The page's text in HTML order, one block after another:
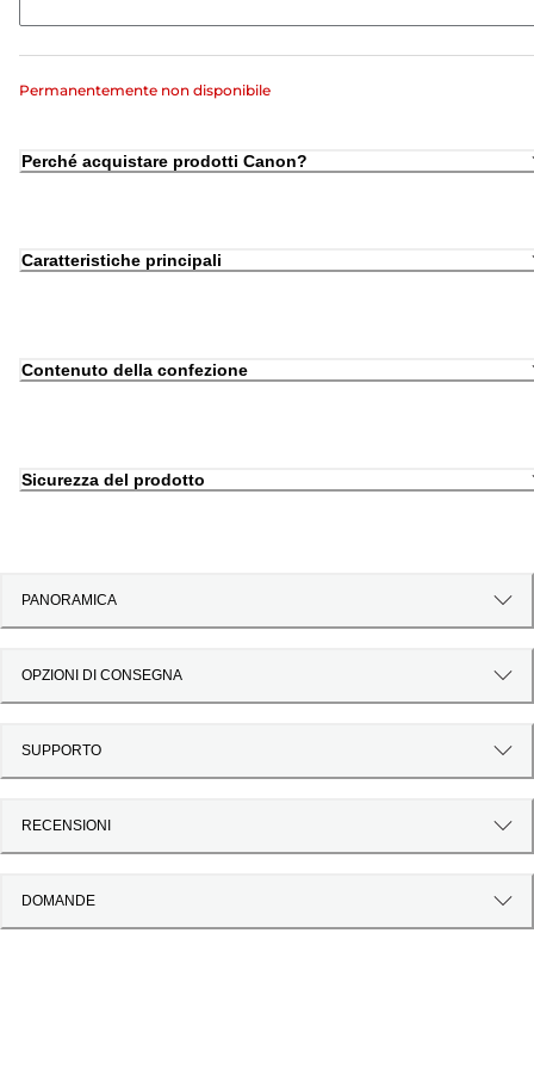
Permanentemente non disponibile
Perché acquistare prodotti Canon?
Caratteristiche principali
Contenuto della confezione
Sicurezza del prodotto
PANORAMICA
OPZIONI DI CONSEGNA
SUPPORTO
RECENSIONI
DOMANDE